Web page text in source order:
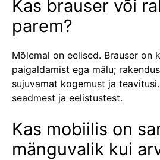
Kas brauser või
parem?
Mõlemal on eelised. Brauser on
paigaldamist ega mälu;
sujuvamat kogemust ja
seadmest ja eelistustest.
Kas mobiilis on
mänguvalik kui